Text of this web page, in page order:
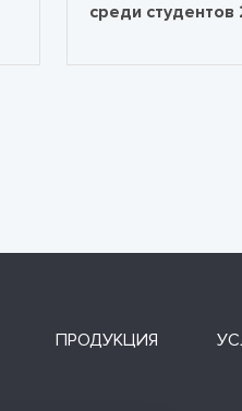
среди
ПРОДУКЦИЯ